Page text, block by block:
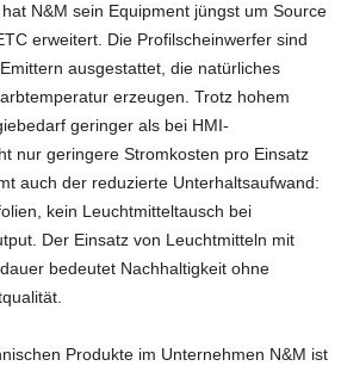
N&M sein Equipment jüngst um Source
erweitert. Die Profilscheinwerfer sind
ausgestattet, die natürliches
erzeugen. Trotz hohem
geringer als bei HMI-
nur geringere Stromkosten pro Einsatz
auch der reduzierte Unterhaltsaufwand:
kein Leuchtmitteltausch bei
Der Einsatz von Leuchtmitteln mit
bedeutet Nachhaltigkeit ohne
Produkte im Unternehmen N&M ist